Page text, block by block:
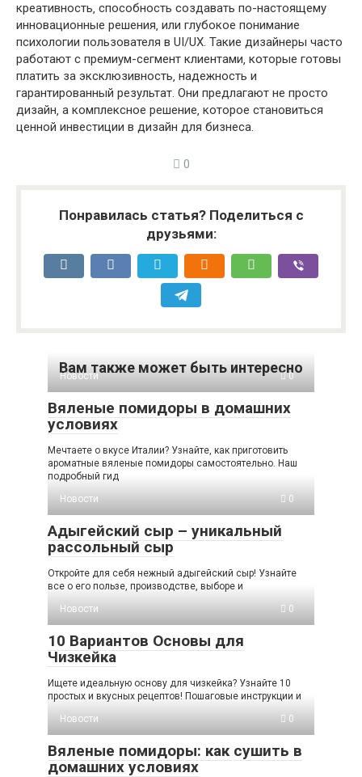
креативность‚ способность создавать по-настоящему
инновационные решения‚ или глубокое понимание
психологии пользователя в UI/UX. Такие дизайнеры часто
работают с премиум-сегмент клиентами‚ которые готовы
платить за эксклюзивность‚ надежность и
гарантированный результат. Они предлагают не просто
дизайн‚ а комплексное решение‚ которое становиться
ценной инвестиции в дизайн для бизнеса.
0
Понравилась статья? Поделиться с
друзьями:
Вам также может быть интересно
Новости 0
Вяленые помидоры в домашних
условиях
Мечтаете о вкусе Италии? Узнайте, как приготовить
ароматные вяленые помидоры самостоятельно. Наш
подробный гид
Новости
0
Адыгейский сыр – уникальный
рассольный сыр
Откройте для себя нежный адыгейский сыр! Узнайте
все о его пользе, производстве, выборе и
Новости
0
10 Вариантов Основы для
Чизкейка
Ищете идеальную основу для чизкейка? Узнайте 10
простых и вкусных рецептов! Пошаговые инструкции и
Новости
0
Вяленые помидоры: как сушить в
домашних условиях